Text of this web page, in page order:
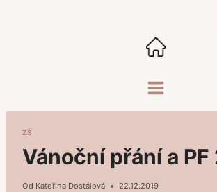
ZŠ
Vánoční přání a
Od Kateřina Dostálová 22.12.2019